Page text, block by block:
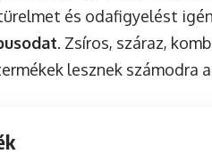
és odafigyelést
. Zsíros, száraz,
lesznek számodra